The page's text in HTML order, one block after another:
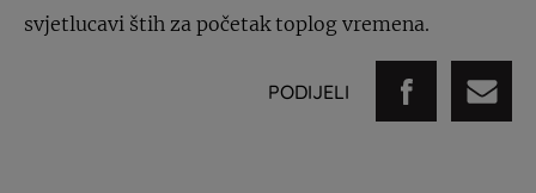
svjetlucavi štih za početak toplog vremena.
PODIJELI